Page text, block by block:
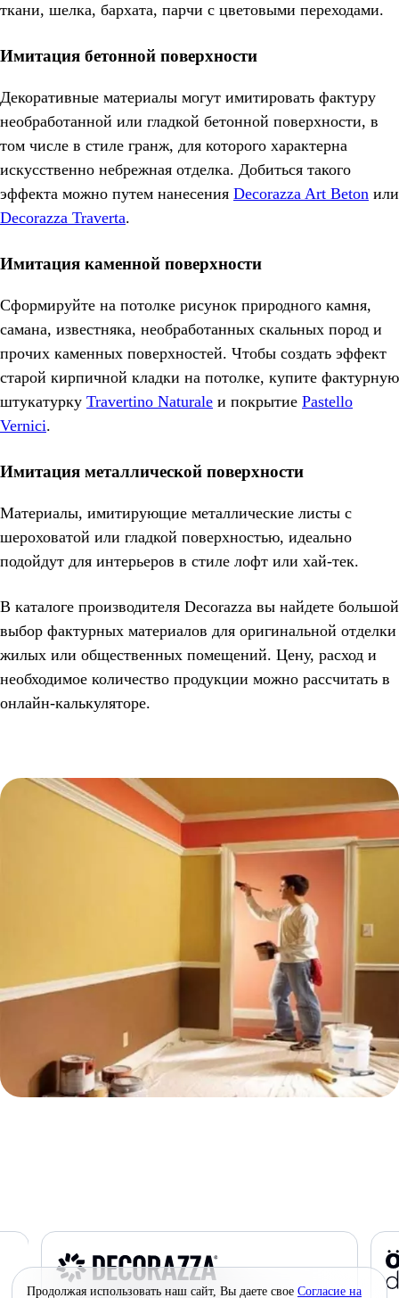
ткани, шелка, бархата, парчи с цветовыми переходами.
Имитация бетонной поверхности
Декоративные материалы могут имитировать фактуру
необработанной или гладкой бетонной поверхности, в
том числе в стиле гранж, для которого характерна
искусственно небрежная отделка. Добиться такого
эффекта можно путем нанесения Decorazza Art Beton или
Decorazza Traverta.
Имитация каменной поверхности
Сформируйте на потолке рисунок природного камня,
самана, известняка, необработанных скальных пород и
прочих каменных поверхностей. Чтобы создать эффект
старой кирпичной кладки на потолке, купите фактурную
штукатурку Travertino Naturale и покрытие Pastello
Vernici.
Имитация металлической поверхности
Материалы, имитирующие металлические листы с
шероховатой или гладкой поверхностью, идеально
подойдут для интерьеров в стиле лофт или хай-тек.
В каталоге производителя Decorazza вы найдете большой
выбор фактурных материалов для оригинальной отделки
жилых или общественных помещений. Цену, расход и
необходимое количество продукции можно рассчитать в
онлайн-калькуляторе.
Продолжая использовать наш сайт, Вы даете свое Согласие на